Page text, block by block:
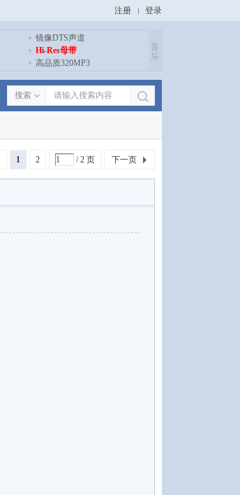
注册 登录
镜像DTS声道
Hi-Res母带
高品质320MP3
音
乐
搜索
1 2 / 2 页 下一页